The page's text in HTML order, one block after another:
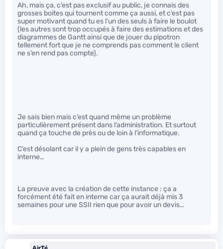
Ah, mais ça, c’est pas exclusif au public, je connais des
grosses boites qui tournent comme ça aussi, et c’est pas
super motivant quand tu es l’un des seuls à faire le boulot
(les autres sont trop occupés à faire des estimations et des
diagrammes de Gantt ainsi que de jouer du pipotron
tellement fort que je ne comprends pas comment le client
ne s’en rend pas compte).
Je sais bien mais c’est quand même un problème
particulièrement présent dans l’administration. Et surtout
quand ça touche de près ou de loin à l’informatique.
C’est désolant car il y a plein de gens très capables en
interne…
La preuve avec la création de cette instance : ça a
forcément été fait en interne car ça aurait déjà mis 3
semaines pour une SSII rien que pour avoir un devis…